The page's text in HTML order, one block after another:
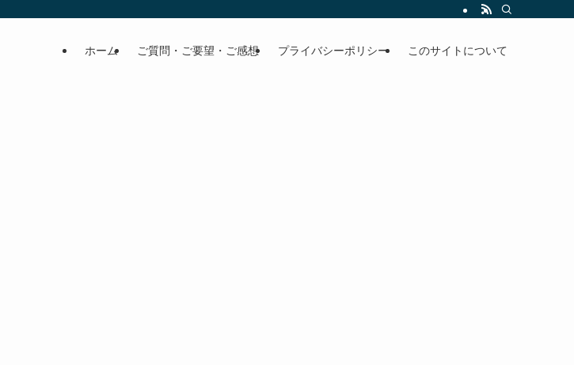
ホーム ご質問・ご要望・ご感想 プライバシーポリシー このサイトについて